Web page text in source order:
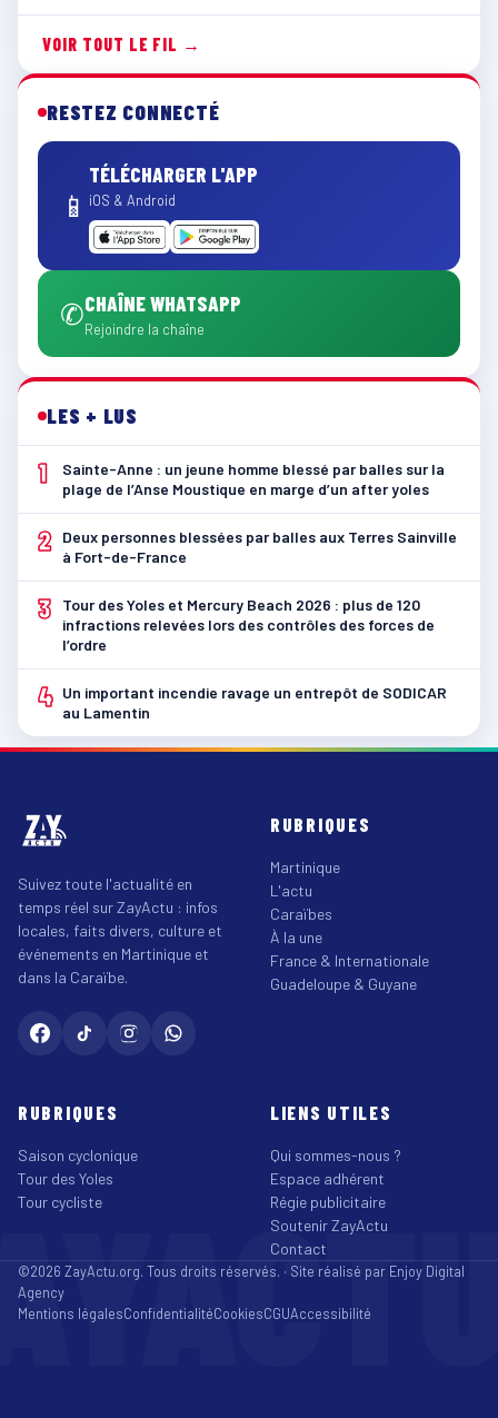
VOIR TOUT LE FIL →
RESTEZ CONNECTÉ
📱
TÉLÉCHARGER L'APP
iOS & Android
✆CHAÎNE WHATSAPP
Rejoindre la chaîne
LES + LUS
1
Sainte-Anne : un jeune homme blessé par balles sur la
plage de l’Anse Moustique en marge d’un after yoles
2
Deux personnes blessées par balles aux Terres Sainville
à Fort-de-France
3
Tour des Yoles et Mercury Beach 2026 : plus de 120
infractions relevées lors des contrôles des forces de
l’ordre
4 Un important incendie ravage un entrepôt de SODICAR
au Lamentin
Suivez toute l'actualité en
temps réel sur ZayActu : infos
locales, faits divers, culture et
événements en Martinique et
dans la Caraïbe.
RUBRIQUES
Martinique
L'actu
Caraïbes
À la une
France & Internationale
Guadeloupe & Guyane
RUBRIQUES
Saison cyclonique
Tour des Yoles
Tour cycliste
LIENS UTILES
Qui sommes-nous ?
Espace adhérent
Régie publicitaire
Soutenir ZayActu
Contact
©2026 ZayActu.org. Tous droits réservés. · Site réalisé par Enjoy Digital
Agency
Mentions légalesConfidentialitéCookiesCGUAccessibilité